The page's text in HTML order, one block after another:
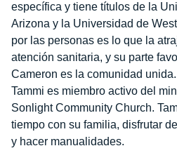
específica y tiene títulos de la
Arizona y la Universidad de
por las personas es lo que la
atención sanitaria, y su parte
Cameron es la comunidad
Tammi es miembro activo del
Sonlight Community Church.
tiempo con su familia, disfrutar
y hacer manualidades.